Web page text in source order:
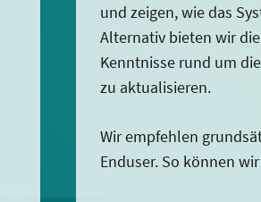
und zeigen, wie das
Alternativ bieten wir
Kenntnisse rund um
zu aktualisieren.
Wir empfehlen
Enduser. So können